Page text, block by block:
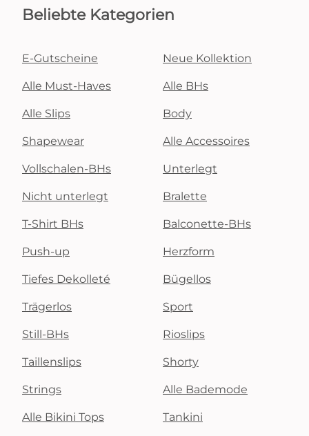
Beliebte Kategorien
E-Gutscheine Neue Kollektion
Alle Must-Haves Alle BHs
Alle Slips Body
Shapewear Alle Accessoires
Vollschalen-BHs Unterlegt
Nicht unterlegt Bralette
T-Shirt BHs Balconette-BHs
Push-up Herzform
Tiefes Dekolleté Bügellos
Trägerlos Sport
Still-BHs Rioslips
Taillenslips Shorty
Strings Alle Bademode
Alle Bikini Tops Tankini